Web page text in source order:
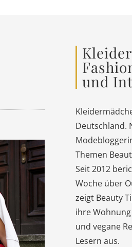
und
Deutschland.
Themen
Seit 2012
Woche über
zeigt Beauty
ihre
und vegane
Lesern aus.